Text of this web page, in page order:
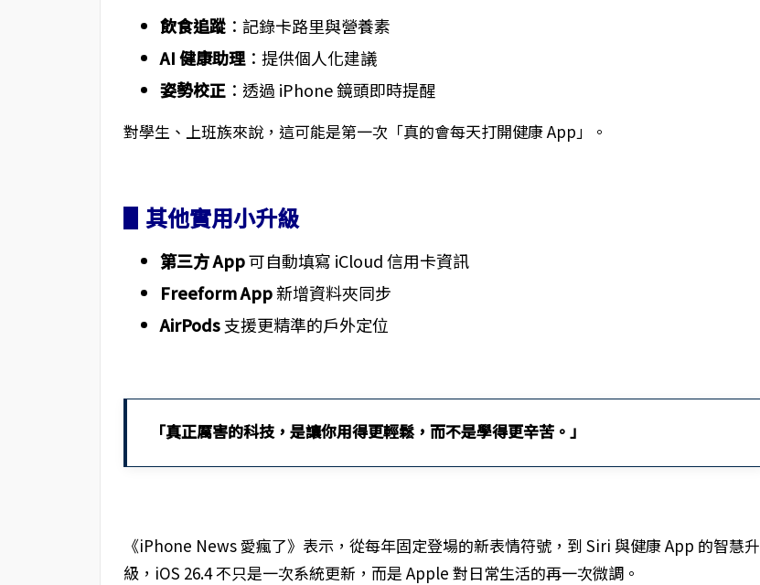
飲食追蹤：記錄卡路里與營養素
AI 健康助理：提供個人化建議
姿勢校正：透過 iPhone 鏡頭即時提醒
對學生、上班族來說，這可能是第一次「真的會每天打開健康 App」。
▋其他實用小升級
第三方 App可自動填寫 iCloud 信用卡資訊
Freeform App新增資料夾同步
AirPods支援更精準的戶外定位
「真正厲害的科技，是讓你用得更輕鬆，而不是學得更辛苦。」
《iPhone News 愛瘋了》表示，從每年固定登場的新表情符號，到 Siri 與健康 App 的智慧升
級，iOS 26.4 不只是一次系統更新，而是 Apple 對日常生活的再一次微調。